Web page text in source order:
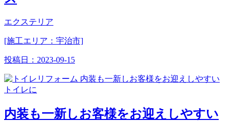
エクステリア
[施工エリア：宇治市]
投稿日： 2023-09-15
内装も一新しお客様をお迎えしやすい